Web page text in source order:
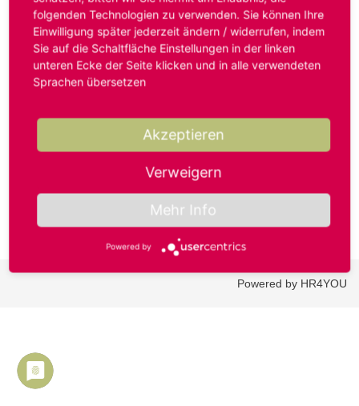
Anmelden
Benutzername oder E-Mail-Adresse*
Passwort*
Powered by HR4YOU
folgenden Technologien zu verwenden. Sie können Ihre
Einwilligung später jederzeit ändern / widerrufen, indem
Sie auf die Schaltfläche Einstellungen in der linken
unteren Ecke der Seite klicken und in alle verwendeten
Sprachen übersetzen
Akzeptieren
Verweigern
Mehr Info
Powered by